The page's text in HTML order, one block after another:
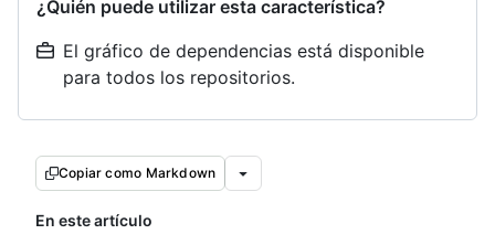
¿Quién puede utilizar esta característica?
El gráfico de dependencias está disponible
para todos los repositorios.
Copiar como Markdown
En este artículo